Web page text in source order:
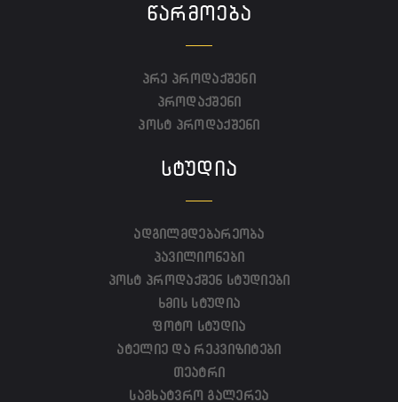
ᲬᲐᲠᲛᲝᲔᲑᲐ
პრე პროდაქშენი
პროდაქშენი
პოსტ პროდაქშენი
ᲡᲢᲣᲓᲘᲐ
ადგილმდებარეობა
პავილიონები
პოსტ პროდაქშენ სტუდიები
ხმის სტუდია
ფოტო სტუდია
ატელიე და რეკვიზიტები
თეატრი
სამხატვრო გალერეა